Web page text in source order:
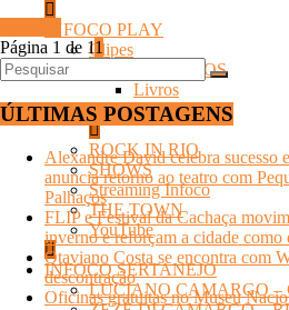
INFOCO PLAY
Clipes
LANÇAMENTOS
Livros
Músicas
ROCK IN RIO
SHOWS
Streaming Infoco
THE TOWN
YouTube
INFOCO SERTANEJO
LUCIANO CAMARGO –
Página 1 de 11
ÚLTIMAS POSTAGENS
Alexandre David celebra sucesso
anuncia retorno ao teatro com
Palhaços
FLIP e Festival da Cachaça
inverno e reforçam a cidade como
Otaviano Costa se encontra com
descontração
Oficinas gratuitas no Museu